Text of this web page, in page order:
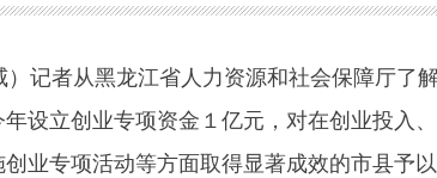
记者从黑龙江省人力资源和社会保障厅了
设立创业专项资金１亿元，对在创业投入、
业专项活动等方面取得显著成效的市县予以